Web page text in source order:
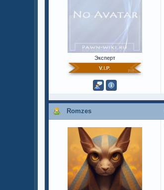
Эксперт
Romzes